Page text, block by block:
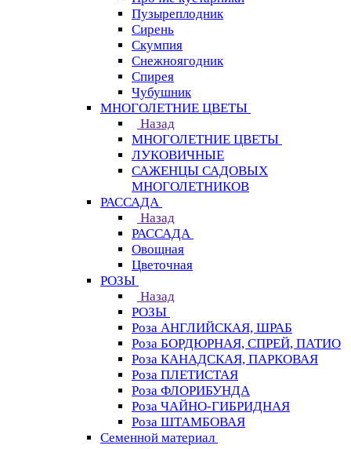
Пузыреплодник
Сирень
Скумпия
Снежноягодник
Спирея
Чубушник
МНОГОЛЕТНИЕ ЦВЕТЫ
Назад
МНОГОЛЕТНИЕ ЦВЕТЫ
ЛУКОВИЧНЫЕ
САЖЕНЦЫ САДОВЫХ
МНОГОЛЕТНИКОВ
РАССАДА
Назад
РАССАДА
Овощная
Цветочная
РОЗЫ
Назад
РОЗЫ
Роза АНГЛИЙСКАЯ, ШРАБ
Роза БОРДЮРНАЯ, СПРЕЙ, ПАТИО
Роза КАНАДСКАЯ, ПАРКОВАЯ
Роза ПЛЕТИСТАЯ
Роза ФЛОРИБУНДА
Роза ЧАЙНО-ГИБРИДНАЯ
Роза ШТАМБОВАЯ
Семенной материал